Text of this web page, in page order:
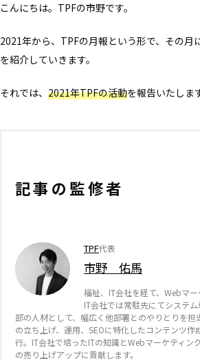
こんにちは。TPFの市野です。
2021年から、TPFの月報という形で、その月
を紹介していきます。
それでは、 2021年TPFの活動を報告いたしま
記事の監修者
TPF代表
市野 佑馬
福祉、IT会社を経て、Webマー
IT会社では常駐先にてシステ
部の人材として、幅広く他部署とのやりとりを担
の立ち上げ、運用、SEOに特化したコンテンツ作
行。IT会社で培ったITの知識とWebマーケティン
の売り上げアップに貢献します。